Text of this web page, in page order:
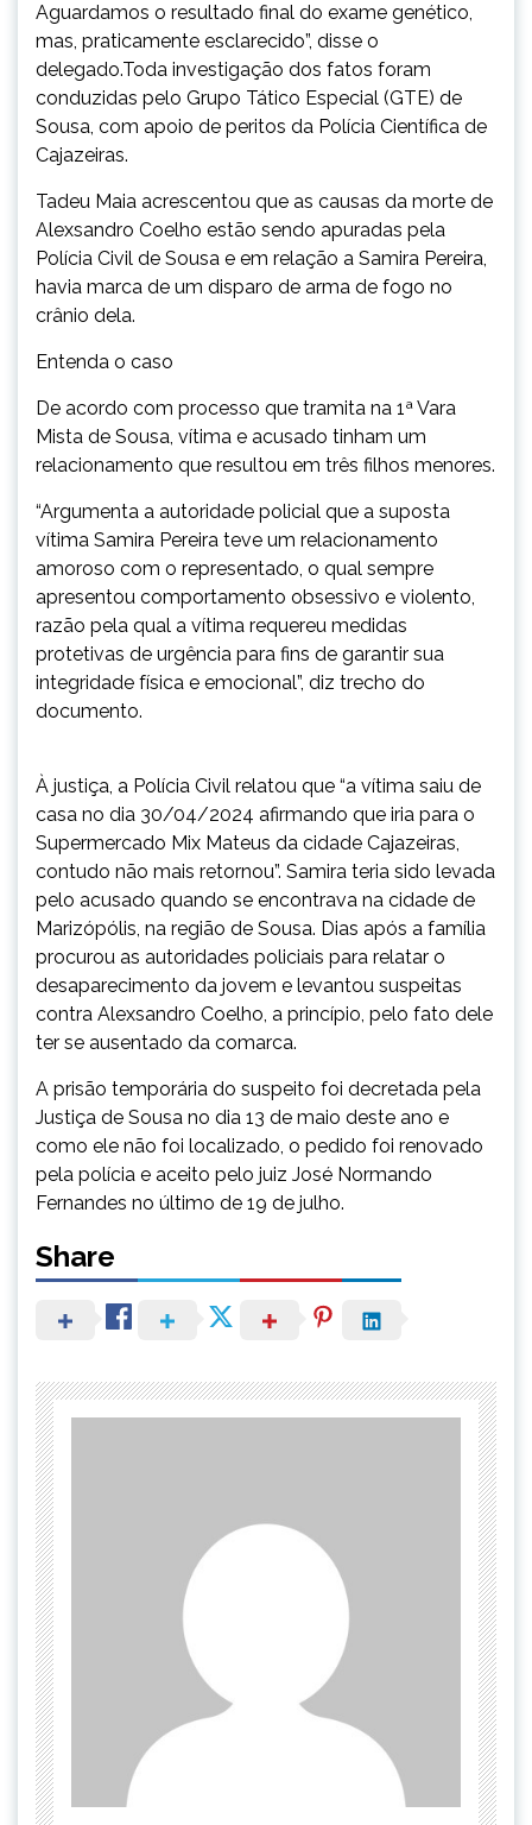
Aguardamos o resultado final do exame genético,
mas, praticamente esclarecido”, disse o
delegado.Toda investigação dos fatos foram
conduzidas pelo Grupo Tático Especial (GTE) de
Sousa, com apoio de peritos da Polícia Científica de
Cajazeiras.
Tadeu Maia acrescentou que as causas da morte de
Alexsandro Coelho estão sendo apuradas pela
Polícia Civil de Sousa e em relação a Samira Pereira,
havia marca de um disparo de arma de fogo no
crânio dela.
Entenda o caso
De acordo com processo que tramita na 1ª Vara
Mista de Sousa, vítima e acusado tinham um
relacionamento que resultou em três filhos menores.
“Argumenta a autoridade policial que a suposta
vítima Samira Pereira teve um relacionamento
amoroso com o representado, o qual sempre
apresentou comportamento obsessivo e violento,
razão pela qual a vítima requereu medidas
protetivas de urgência para fins de garantir sua
integridade física e emocional”, diz trecho do
documento.
À justiça, a Polícia Civil relatou que “a vítima saiu de
casa no dia 30/04/2024 afirmando que iria para o
Supermercado Mix Mateus da cidade Cajazeiras,
contudo não mais retornou”. Samira teria sido levada
pelo acusado quando se encontrava na cidade de
Marizópólis, na região de Sousa. Dias após a família
procurou as autoridades policiais para relatar o
desaparecimento da jovem e levantou suspeitas
contra Alexsandro Coelho, a princípio, pelo fato dele
ter se ausentado da comarca.
A prisão temporária do suspeito foi decretada pela
Justiça de Sousa no dia 13 de maio deste ano e
como ele não foi localizado, o pedido foi renovado
pela polícia e aceito pelo juiz José Normando
Fernandes no último de 19 de julho.
Share